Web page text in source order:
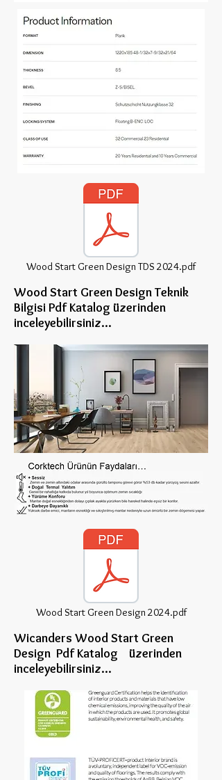
Wood Start Green Design TDS 2024.pdf
Wood Start Green Design Teknik
Bilgisi Pdf Katalog üzerinden
inceleyebilirsiniz...
Wood Start Green Design 2024.pdf
Wicanders Wood Start Green
Design Pdf Katalog üzerinden
inceleyebilirsiniz...